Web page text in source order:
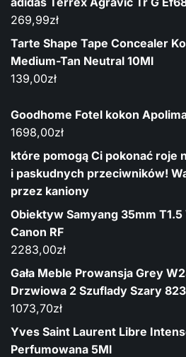
269,99zł
Tarte Shape Tape Concealer
Medium-Tan Neutral 10Ml
139,00zł
Goodhome Fotel kokon
1698,00zł
które pomogą Ci pokonać roje
i paskudnych przeciwników!
przez kaniony
Obiektyw Samyang 35mm T1.5
Canon RF
2283,00zł
Gała Meble Prowansja Grey
Drzwiowa 2 Szuflady Szary
1073,70zł
Yves Saint Laurent Libre
Perfumowana 5Ml